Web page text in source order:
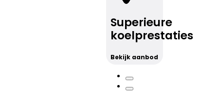
Superieure
koelprestaties
Bekijk aanbod